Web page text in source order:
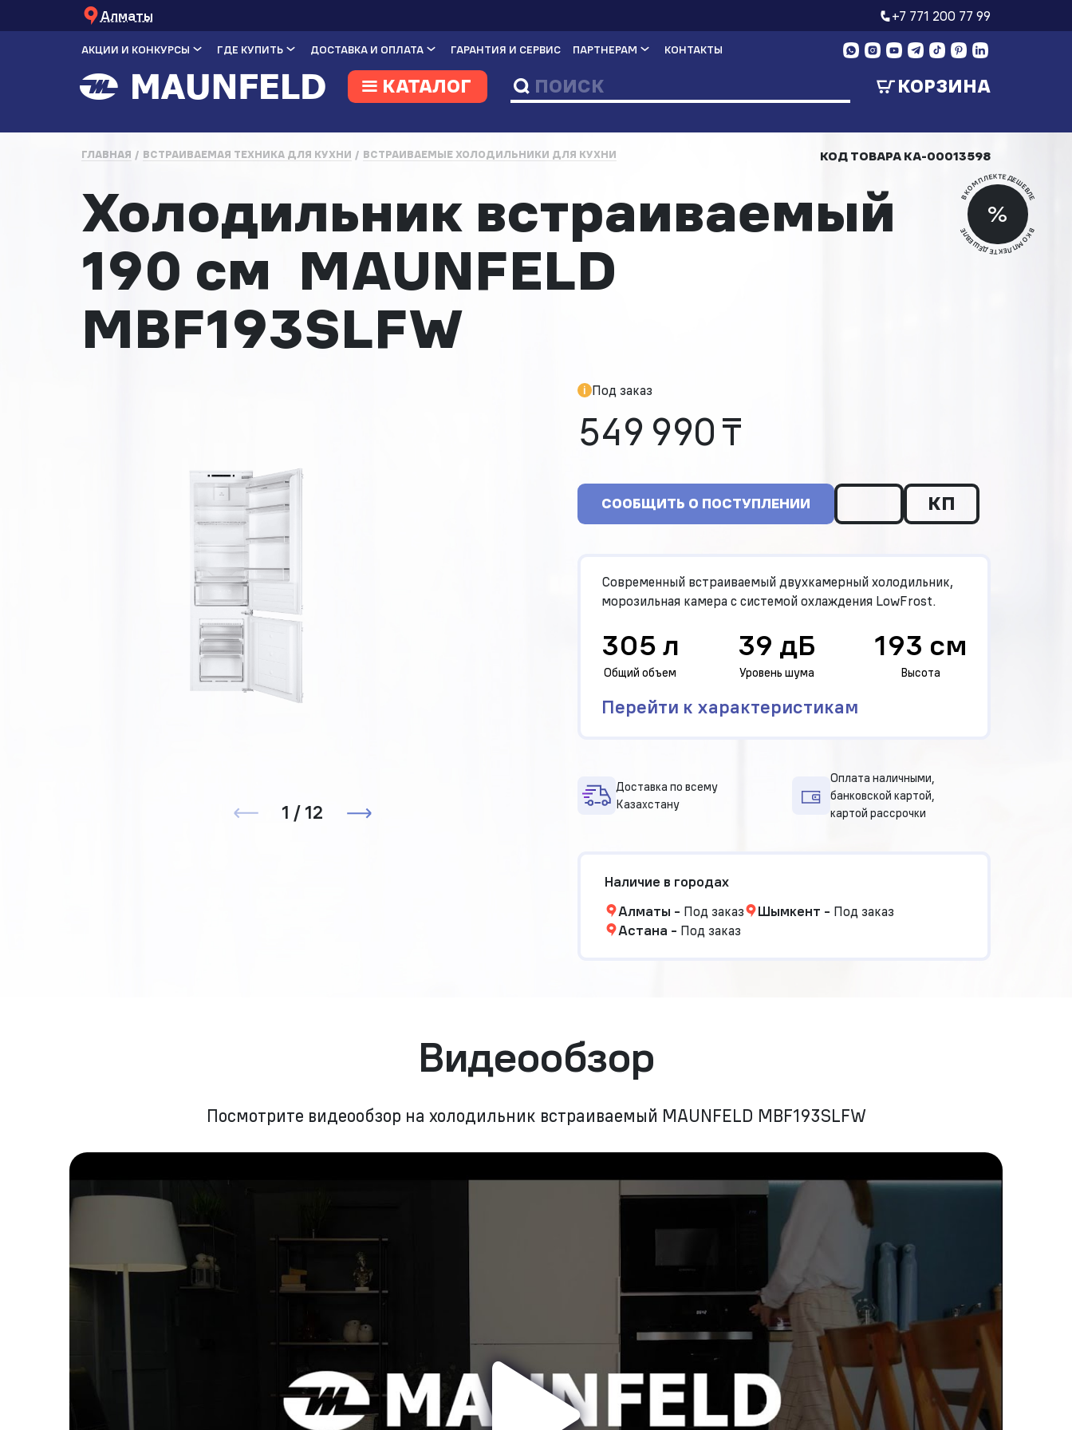
Алматы +7 771 200 77 99
АКЦИИ И КОНКУРСЫ ГДЕ КУПИТЬ ДОСТАВКА И ОПЛАТА ГАРАНТИЯ И СЕРВИС ПАРТНЕРАМ КОНТАКТЫ
КАТАЛОГ КОРЗИНА
%
В КОМПЛЕКТЕ ДЕШЕВЛЕ
В КОМПЛЕКТЕ ДЕШЕВЛЕ
ГЛАВНАЯ ВСТРАИВАЕМАЯ ТЕХНИКА ДЛЯ КУХНИ ВСТРАИВАЕМЫЕ ХОЛОДИЛЬНИКИ ДЛЯ КУХНИ КОД ТОВАРА КА-00013598
Холодильник встраиваемый
190 см MAUNFELD
MBF193SLFW
1 / 12
Под заказ
549 990 ₸
СООБЩИТЬ О ПОСТУПЛЕНИИ КП
Современный встраиваемый двухкамерный холодильник,
морозильная камера с системой охлаждения LowFrost.
305 л
Общий объем
39 дБ
Уровень шума
193 см
Высота
Перейти к характеристикам
Доставка по всему
Казахстану
Оплата наличными,
банковской картой,
картой рассрочки
Наличие в городах
Алматы - Под заказ Шымкент - Под заказ
Астана - Под заказ
Видеообзор
Посмотрите видеообзор на холодильник встраиваемый MAUNFELD MBF193SLFW